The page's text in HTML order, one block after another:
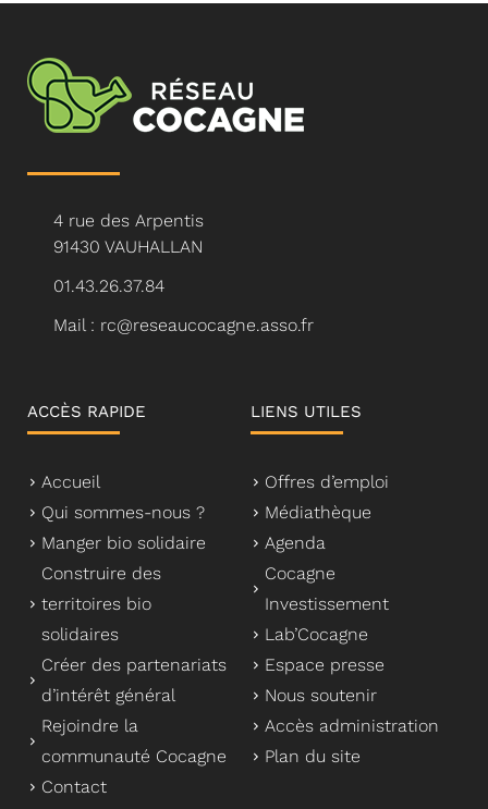
4 rue des Arpentis
91430 VAUHALLAN
01.43.26.37.84
Mail : rc@reseaucocagne.asso.fr
ACCÈS RAPIDE
Accueil
Qui sommes-nous ?
Manger bio solidaire
Construire des
territoires bio
solidaires
Créer des partenariats
d’intérêt général
Rejoindre la
communauté Cocagne
Contact
LIENS UTILES
Offres d’emploi
Médiathèque
Agenda
Cocagne
Investissement
Lab’Cocagne
Espace presse
Nous soutenir
Accès administration
Plan du site